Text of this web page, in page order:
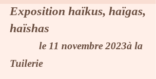
Exposition haïkus,haïgas,
haïshas
le 11 novembre 2023à la
Tuilerie